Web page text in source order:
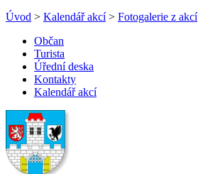
Úvod > Kalendář akcí> Fotogalerie z akcí
Občan
Turista
Úřední deska
Kontakty
Kalendář akcí